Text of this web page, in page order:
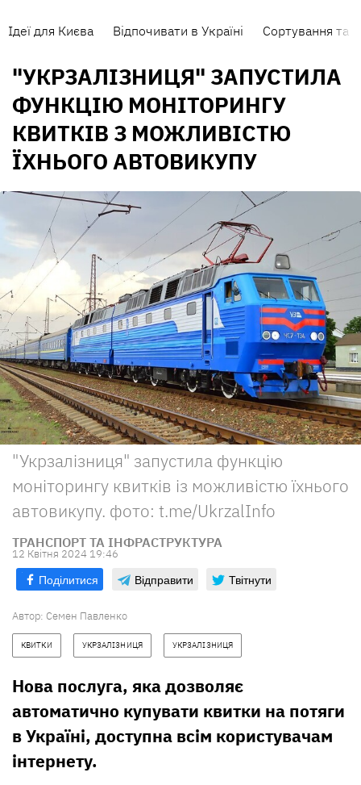
Ідеї для Києва Відпочивати в Україні Сортування та
"УКРЗАЛІЗНИЦЯ" ЗАПУСТИЛА
ФУНКЦІЮ МОНІТОРИНГУ
КВИТКІВ З МОЖЛИВІСТЮ
ЇХНЬОГО АВТОВИКУПУ
"Укрзалізниця" запустила функцію
моніторингу квитків із можливістю їхнього
автовикупу. фото: t.me/UkrzalInfo
ТРАНСПОРТ ТА ІНФРАСТРУКТУРА
12 Квiтня 2024 19:46
Поділитися Відправити Твітнути
Автор: Семен Павленко
КВИТКИ УКРЗАЛІЗНИЦЯ УКРЗАЛІЗНИЦЯ
Нова послуга, яка дозволяє
автоматично купувати квитки на потяги
в Україні, доступна всім користувачам
інтернету.